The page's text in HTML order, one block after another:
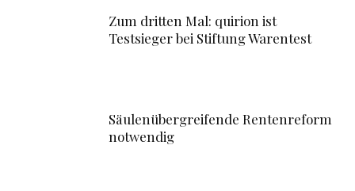
Zum dritten Mal: quirion ist
Testsieger bei Stiftung Warentest
Säulenübergreifende Rentenreform
notwendig